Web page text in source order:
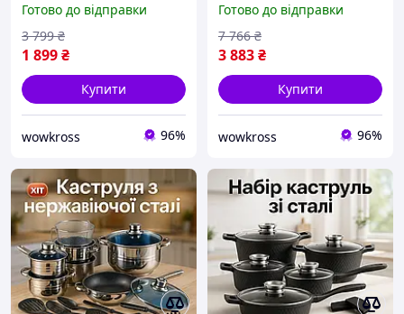
практичних каструль,
Комплект каструль EM-16
Готово до відправки
1 899₴
3 799 ₴
Купити
wowkross 96%
Хороший FS-94
Готово до відправки
3 883₴
7 766 ₴
Купити
wowkross 96%